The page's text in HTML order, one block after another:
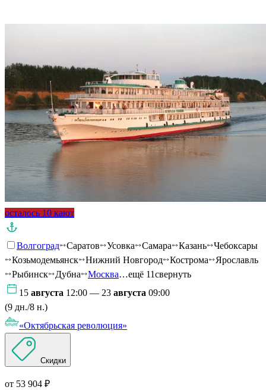
осталось 10 кают
Волгоград Саратов Усовка Самара Казань
Чебоксары
Козьмодемьянск
Нижний Новгород Кострома
Ярославль
Рыбинск
Дубна Москва…ещё 11свернуть
15 августа 12:00 — 23 августа 09:00
(9 дн./8 н.)
«Октябрьская революция»
Скидки
от 53 904 ₽